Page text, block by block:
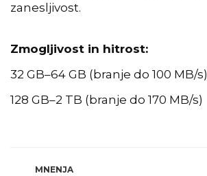
zanesljivost.
Zmogljivost in hitrost:
32 GB–64 GB (branje do 100 MB/s)
128 GB–2 TB (branje do 170 MB/s)
MNENJA